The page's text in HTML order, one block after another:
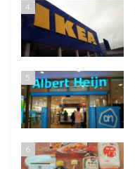
4
5
6